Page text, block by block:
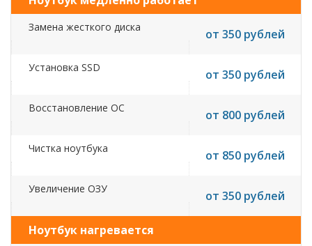
Замена жесткого диска от 350 рублей
Установка SSD от 350 рублей
Восстановление ОС от 800 рублей
Чистка ноутбука от 850 рублей
Увеличение ОЗУ от 350 рублей
Ноутбук нагревается